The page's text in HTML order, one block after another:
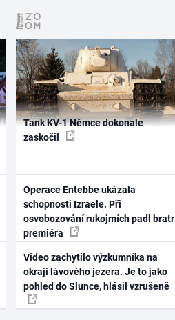
Tank KV-1 Němce dokonale
zaskočil
Operace Entebbe ukázala
schopnosti Izraele. Při
osvobozování rukojmích padl bratr
premiéra
Video zachytilo výzkumníka na
okraji lávového jezera. Je to jako
pohled do Slunce, hlásil vzrušeně